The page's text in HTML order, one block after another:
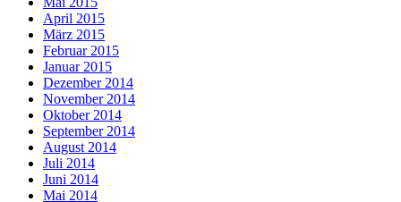
April 2015
März 2015
Februar 2015
Januar 2015
Dezember 2014
November 2014
Oktober 2014
September 2014
August 2014
Juli 2014
Juni 2014
Mai 2014